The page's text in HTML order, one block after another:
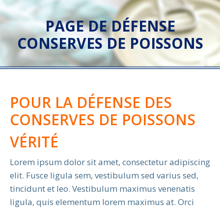
PAGE DE DÉFENSE
CONSERVES DE POISSONS
POUR LA DÉFENSE DES
CONSERVES DE POISSONS
VÉRITÉ
Lorem ipsum dolor sit amet, consectetur adipiscing
elit. Fusce ligula sem, vestibulum sed varius sed,
tincidunt et leo. Vestibulum maximus venenatis
ligula, quis elementum lorem maximus at. Orci